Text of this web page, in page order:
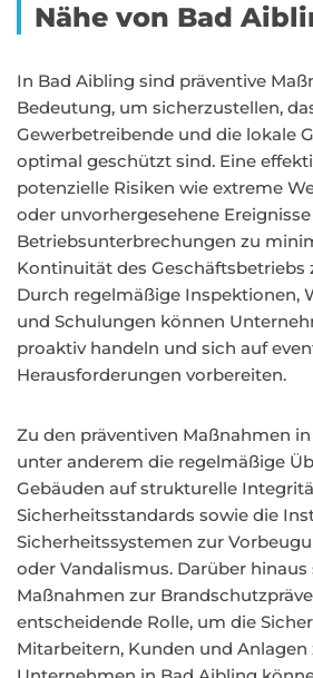
Nähe von Bad
In Bad Aibling sind präventive
Bedeutung, um sicherzustellen,
Gewerbetreibende und die lokale
optimal geschützt sind. Eine
potenzielle Risiken wie extreme
oder unvorhergesehene
Betriebsunterbrechungen zu
Kontinuität des Geschäftsbetriebs
Durch regelmäßige Inspektionen,
und Schulungen können
proaktiv handeln und sich auf
Herausforderungen vorbereiten.
Zu den präventiven Maßnahmen
unter anderem die regelmäßige
Gebäuden auf strukturelle
Sicherheitsstandards sowie die
Sicherheitssystemen zur
oder Vandalismus. Darüber hinaus
Maßnahmen zur
entscheidende Rolle, um die
Mitarbeitern, Kunden und Anlagen